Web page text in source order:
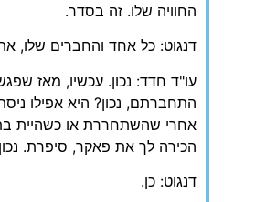
החוויה שלו. זה בסדר.
דנגוט: כל אחד והחברים שלו,
עו"ד חדד: נכון. עכשיו, מאז
התחברתם, נכון? היא אפילו
אחרי שהשתחררת או כשהיית
הכירה לך את פאקר, סיפרת.
דנגוט: כן.